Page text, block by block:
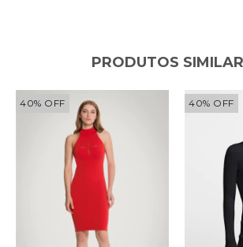
PRODUTOS
40% OFF 40% OFF